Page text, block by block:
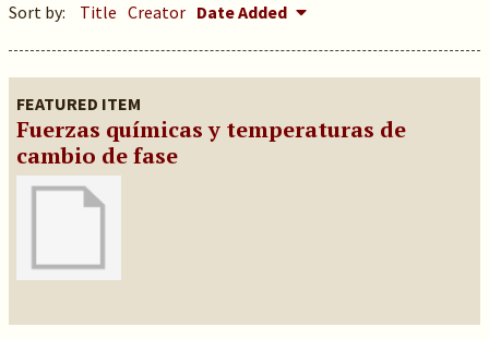
Sort by: Title Creator Date Added
FEATURED ITEM
Fuerzas químicas y temperaturas de
cambio de fase